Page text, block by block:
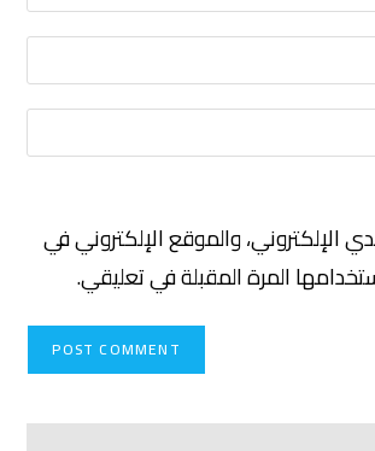
الإلكتروني، والموقع الإلكتروني في
المرة المقبلة في تعليقي.